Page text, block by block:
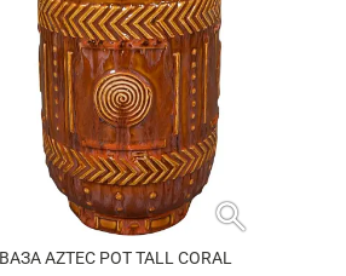
search
ВАЗА AZTEC POT TALL CORAL